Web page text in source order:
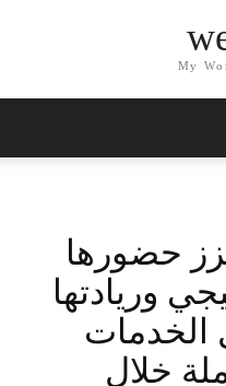
My
حضورها
وريادتها
الخدمات
خلال